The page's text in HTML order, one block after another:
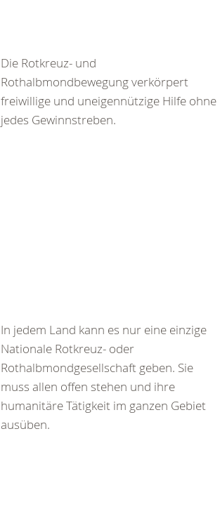
Die Rotkreuz- und
Rothalbmondbewegung verkörpert
freiwillige und uneigennützige Hilfe ohne
jedes Gewinnstreben.
In jedem Land kann es nur eine einzige
Nationale Rotkreuz- oder
Rothalbmondgesellschaft geben. Sie
muss allen offen stehen und ihre
humanitäre Tätigkeit im ganzen Gebiet
ausüben.